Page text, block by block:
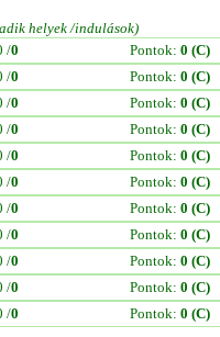
helyek /indulások)
/0 Pontok: 0 (C)
/0 Pontok: 0 (C)
/0 Pontok: 0 (C)
/0 Pontok: 0 (C)
/0 Pontok: 0 (C)
/0 Pontok: 0 (C)
/0 Pontok: 0 (C)
/0 Pontok: 0 (C)
/0 Pontok: 0 (C)
/0 Pontok: 0 (C)
/0 Pontok: 0 (C)